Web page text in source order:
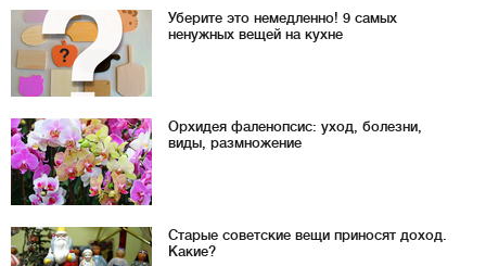
Уберите это немедленно! 9 самых
ненужных вещей на кухне
Орхидея фаленопсис: уход, болезни,
виды, размножение
Старые советские вещи приносят доход.
Какие?